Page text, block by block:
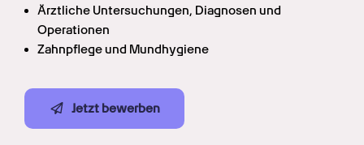
Ärztliche Untersuchungen, Diagnosen und
Operationen
Zahnpflege und Mundhygiene
Jetzt bewerben